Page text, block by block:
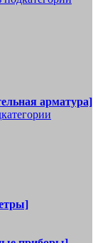
арматура]